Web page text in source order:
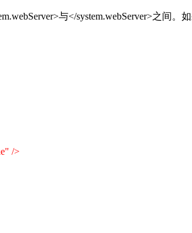
与</system.webServer>之间
/>